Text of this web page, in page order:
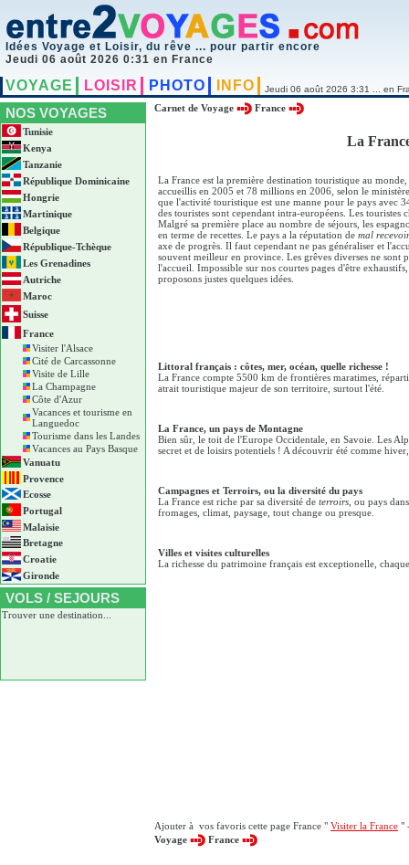
Idées Voyage et Loisir, du rêve ... pour partir encore
Jeudi 06 août 2026 0:31 en France
VOYAGE LOISIR PHOTO INFO Jeudi 06 août 2026 3:31 ... en
NOS VOYAGES
Tunisie
Kenya
Tanzanie
République Dominicaine
Hongrie
Martinique
Belgique
République-Tchèque
Les Grenadines
Autriche
Maroc
Suisse
France
Visiter l'Alsace
Cité de Carcassonne
Visite de Lille
La Champagne
Côte d'Azur
Vacances et tourisme en
Languedoc
Tourisme dans les Landes
Vacances au Pays Basque
Vanuatu
Provence
Ecosse
Portugal
Malaisie
Bretagne
Croatie
Gironde
VOLS / SEJOURS
Trouver une destination...
Carnet de Voyage France
La
La France est la première destination touristique au
accueillis en 2005 et 78 millions en 2006, selon le
que l'activité touristique est une manne pour le pays avec
des touristes sont cependant intra-européens. Les
Malgré sa première place au nombre de séjours, les
en terme de recettes. Le pays a la réputation de mal recevoir
axe de progrès. Il faut cependant ne pas généraliser et
souvent meilleur en province. Les grêves diverses ne sont
l'accueil. Impossible sur nos courtes pages d'être
proposons justes quelques idées.
Littoral français : côtes, mer, océan, quelle richesse !
La France compte 5500 km de frontières maratimes,
atrait touristique majeur de son territoire, surtout l'été.
La France, un pays de Montagne
Bien sûr, le toit de l'Europe Occidentale, en Savoie. Les
secret et de loisirs potentiels ! A découvrir été comme
Campagnes et Terroirs, ou la diversité du pays
La France est riche par sa diversité de terroirs , ou pays
fromages, climat, paysage, tout change ou presque.
Villes et visites culturelles
La richesse du patrimoine français est exceptionelle,
Ajouter à vos favoris cette page France " Visiter la France "
Voyage
France